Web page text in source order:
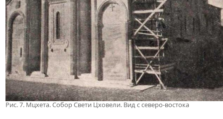
Рис. 7. Мцхета. Собор Свети Цховели. Вид с северо-востока